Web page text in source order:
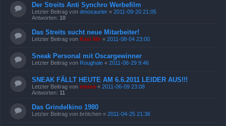
Der Streits Anti Synchro Werbefilm
Letzter Beitrag von dmosaurier « 2011-09-20 21:05
Antworten: 10
Das Streits sucht neue Mitarbeiter!
Letzter Beitrag von Kasi Mir « 2011-08-04 23:00
Sneak Personal mit Oscargewinner
Letzter Beitrag von Roughale « 2011-06-29 9:46
SNEAK FÄLLT HEUTE AM 6.6.2011 LEIDER AUS!!!
Letzter Beitrag von emma « 2011-06-09 23:08
Antworten: 11
Das Grindelkino 1980
Letzter Beitrag von brötchen « 2011-04-25 21:36